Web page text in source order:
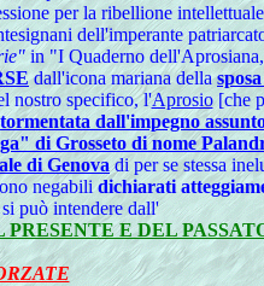
per la ribellione
dell'imperante
in "I Quaderno
dall'icona mariana della
nostro specifico, l'Aprosio[che
tormentata dall'impegno
di Grosseto di nome
di Genovadi per se stessa
negabilidichiarati
può intendere dall'
E DEL